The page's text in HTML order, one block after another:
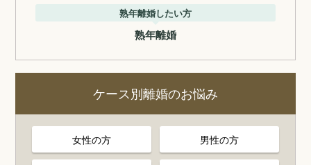
熟年離婚したい方
熟年離婚
ケース別離婚のお悩み
女性の方 男性の方